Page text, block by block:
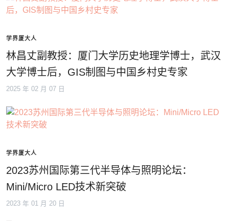
学界厦大人
林昌丈副教授：厦门大学历史地理学博士，武汉
大学博士后，GIS制图与中国乡村史专家
2025 年 02 月 07 日
学界厦大人
2023苏州国际第三代半导体与照明论坛：
Mini/Micro LED技术新突破
2023 年 01 月 20 日